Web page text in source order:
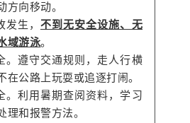
方向移动。
生， 不到无安全设施、无
域游泳。
。遵守交通规则，走人行横
在公路上玩耍或追逐打闹。
。利用暑期查阅资料，学习
理和报警方法。